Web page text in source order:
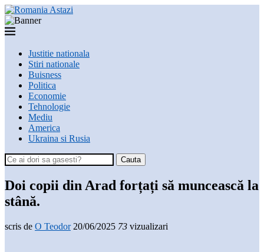
Justitie nationala
Stiri nationale
Buisness
Politica
Economie
Tehnologie
Mediu
America
Ukraina si Rusia
Cauta
Doi copii din Arad forțați să muncească la
stână.
scris de O Teodor 20/06/2025 73 vizualizari